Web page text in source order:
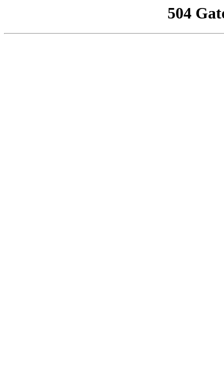
504